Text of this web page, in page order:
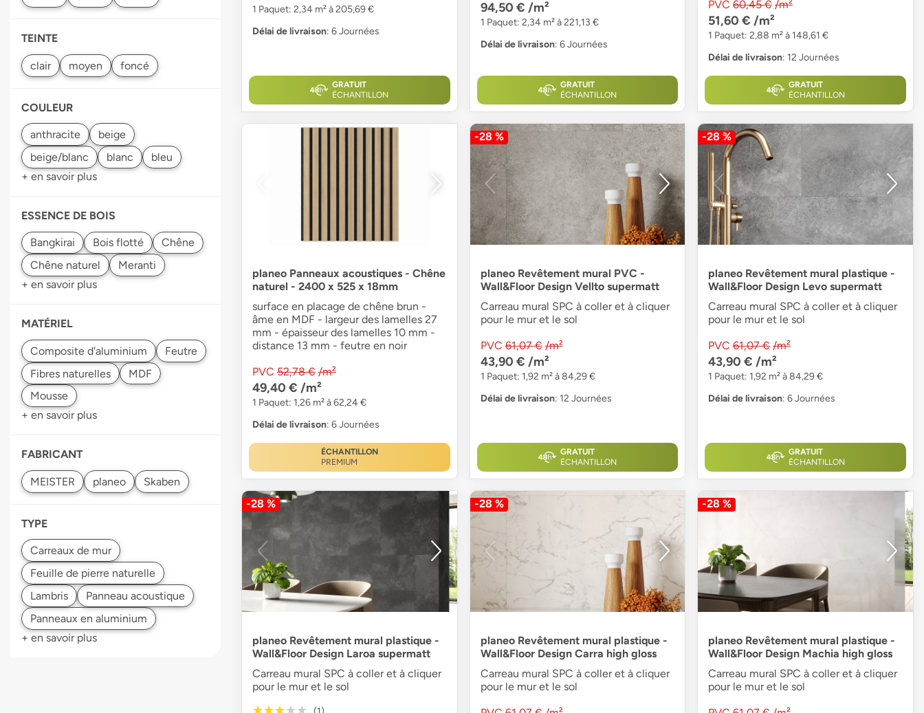
TEINTE
COULEUR
+ en savoir plus
ESSENCE DE BOIS
+ en savoir plus
MATÉRIEL
Composite d'aluminium
+ en savoir plus
FABRICANT
TYPE
Lambris Panneau acoustique
+ en savoir plus
1 Paquet: 2,34 m² à 205,69 €
Délai de livraison: 6 Journées
GRATUIT
ÉCHANTILLON
94,50 € /m²
1 Paquet: 2,34 m² à 221,13 €
Délai de livraison: 6 Journées
GRATUIT
ÉCHANTILLON
PVC 60,45 € /m²
51,60 € /m²
1 Paquet: 2,88 m² à 148,61 €
Délai de livraison: 12 Journées
GRATUIT
ÉCHANTILLON
planeo Panneaux acoustiques - Chêne
naturel - 2400 x 525 x 18mm
surface en placage de chêne brun -
âme en MDF - largeur des lamelles 27
mm - épaisseur des lamelles 10 mm -
distance 13 mm - feutre en noir
PVC 52,78 € /m²
49,40 € /m²
1 Paquet: 1,26 m² à 62,24 €
Délai de livraison: 6 Journées
ÉCHANTILLON
PREMIUM
-28 %
planeo Revêtement mural PVC -
Wall&Floor Design Vellto supermatt
Carreau mural SPC à coller et à cliquer
pour le mur et le sol
PVC 61,07 € /m²
43,90 € /m²
1 Paquet: 1,92 m² à 84,29 €
Délai de livraison: 12 Journées
GRATUIT
ÉCHANTILLON
-28 %
planeo Revêtement mural plastique -
Wall&Floor Design Levo supermatt
Carreau mural SPC à coller et à cliquer
pour le mur et le sol
PVC 61,07 € /m²
43,90 € /m²
1 Paquet: 1,92 m² à 84,29 €
Délai de livraison: 6 Journées
GRATUIT
ÉCHANTILLON
-28 %
planeo Revêtement mural plastique -
Wall&Floor Design Laroa supermatt
Carreau mural SPC à coller et à cliquer
pour le mur et le sol
-28 %
planeo Revêtement mural plastique -
Wall&Floor Design Carra high gloss
Carreau mural SPC à coller et à cliquer
pour le mur et le sol
-28 %
planeo Revêtement mural plastique -
Wall&Floor Design Machia high gloss
Carreau mural SPC à coller et à cliquer
pour le mur et le sol